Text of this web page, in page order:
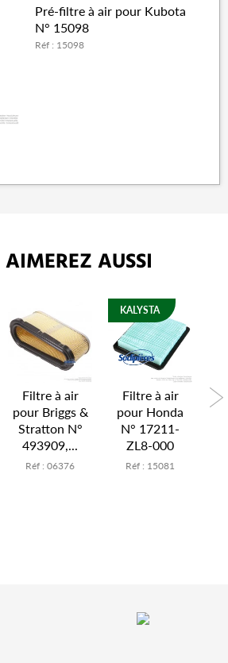
Pré-filtre à air pour Kubota
N° 15098
Réf : 15098
AIMEREZ AUSSI
Filtre à air
pour Briggs &
Stratton N°
493909,...
Réf : 06376
Filtre à air
pour Honda
N° 17211-
ZL8-000
Réf : 15081
KALYSTA